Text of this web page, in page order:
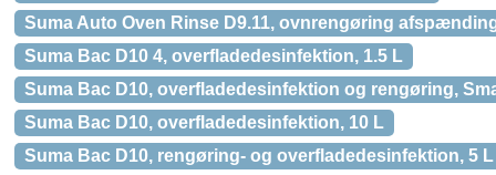
Suma Auto Oven Rinse D9.11, ovnrengøring
Suma Bac D10 4, overfladedesinfektion, 1.5 L
Suma Bac D10, overfladedesinfektion og rengøring,
Suma Bac D10, overfladedesinfektion, 10 L
Suma Bac D10, rengøring- og overfladedesinfektion, 5 L